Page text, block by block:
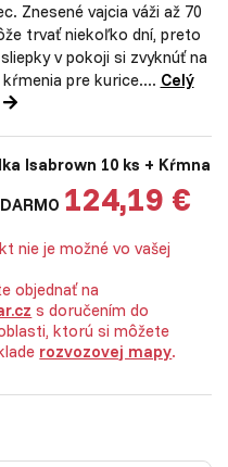
Znesené vajcia váži až 70
trvať niekoľko dní, preto
v pokoji si zvyknúť na
pre kurice.... Celý
Isabrown 10 ks + Kŕmna
124,19 €
nie je možné vo vašej
objednať na
s doručením do
ktorú si môžete
rozvozovej mapy.